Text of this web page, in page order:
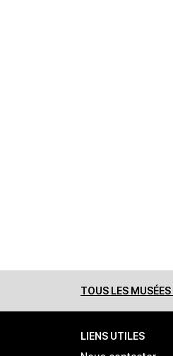
TOUS LES MUSÉES
LIENS UTILES